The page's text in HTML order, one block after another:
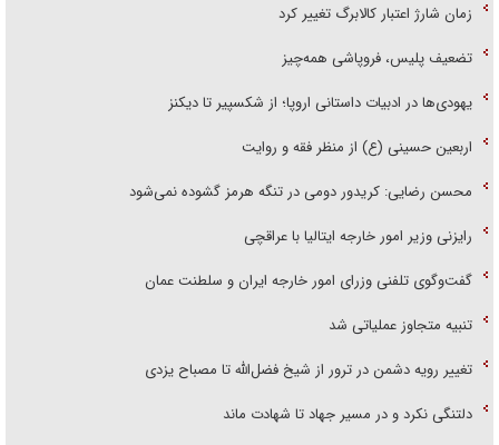
زمان شارژ اعتبار کالابرگ تغییر کرد
تضعیف پلیس، فروپاشی همه‌چیز
یهودی‌ها در ادبیات داستانی اروپا؛ از شکسپیر تا دیکنز
اربعین حسینی (ع) از منظر فقه و روایت
محسن رضایی: کریدور دومی در تنگه هرمز گشوده نمی‌شود
رایزنی وزیر امور خارجه ایتالیا با عراقچی
گفت‌وگوی تلفنی وزرای امور خارجه ایران و سلطنت عمان
تنبیه متجاوز عملیاتی شد
تغییر رویه دشمن در ترور از شیخ فضل‌الله تا مصباح یزدی
دلتنگی نکرد و در مسیر جهاد تا شهادت ماند